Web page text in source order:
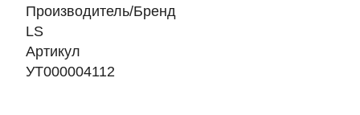
Производитель/Бренд
LS
Артикул
УТ000004112